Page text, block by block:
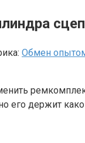
Обмен
его держит